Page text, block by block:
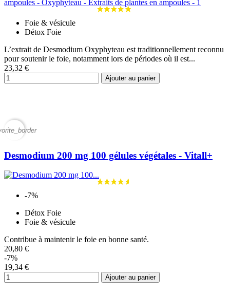
Foie & vésicule
Détox Foie
L’extrait de Desmodium Oxyphyteau est traditionnellement reconnu
pour soutenir le foie, notamment lors de périodes où il est...
23,32 €
Ajouter au panier
Desmodium 200 mg 100 gélules végétales - Vitall+
-7%
Détox Foie
Foie & vésicule
Contribue à maintenir le foie en bonne santé.
20,80 €
-7%
19,34 €
Ajouter au panier